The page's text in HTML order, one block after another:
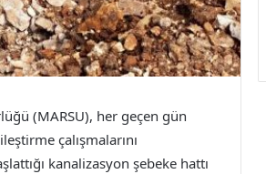
(MARSU), her geçen gün
çalışmalarını
kanalizasyon şebeke hattı